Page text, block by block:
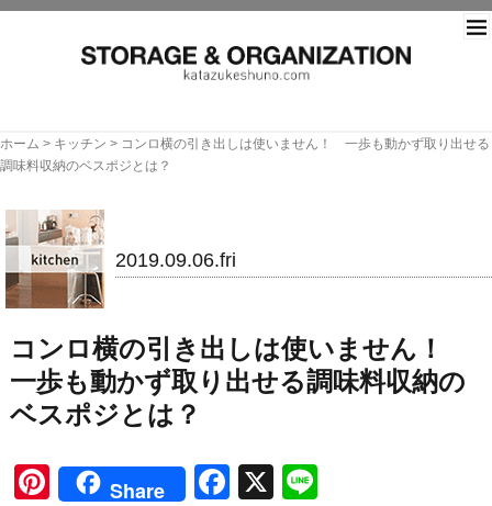
ホーム > キッチン > コンロ横の引き出しは使いません！ 一歩も動かず取り出せる
調味料収納のベスポジとは？
2019.09.06.fri
コンロ横の引き出しは使いません！
一歩も動かず取り出せる調味料収納の
ベスポジとは？
Pinterest
Share Facebook
X